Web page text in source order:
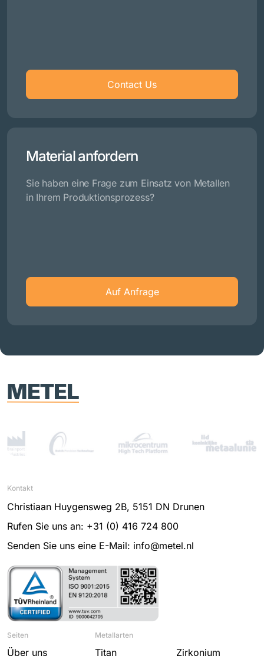
Contact Us
Material anfordern
Sie haben eine Frage zum Einsatz von Metallen
in Ihrem Produktionsprozess?
Auf Anfrage
Kontakt
Christiaan Huygensweg 2B, 5151 DN Drunen
Rufen Sie uns an: +31 (0) 416 724 800
Senden Sie uns eine E-Mail: info@metel.nl
Seiten
Über uns
Metallarten
Titan Zirkonium